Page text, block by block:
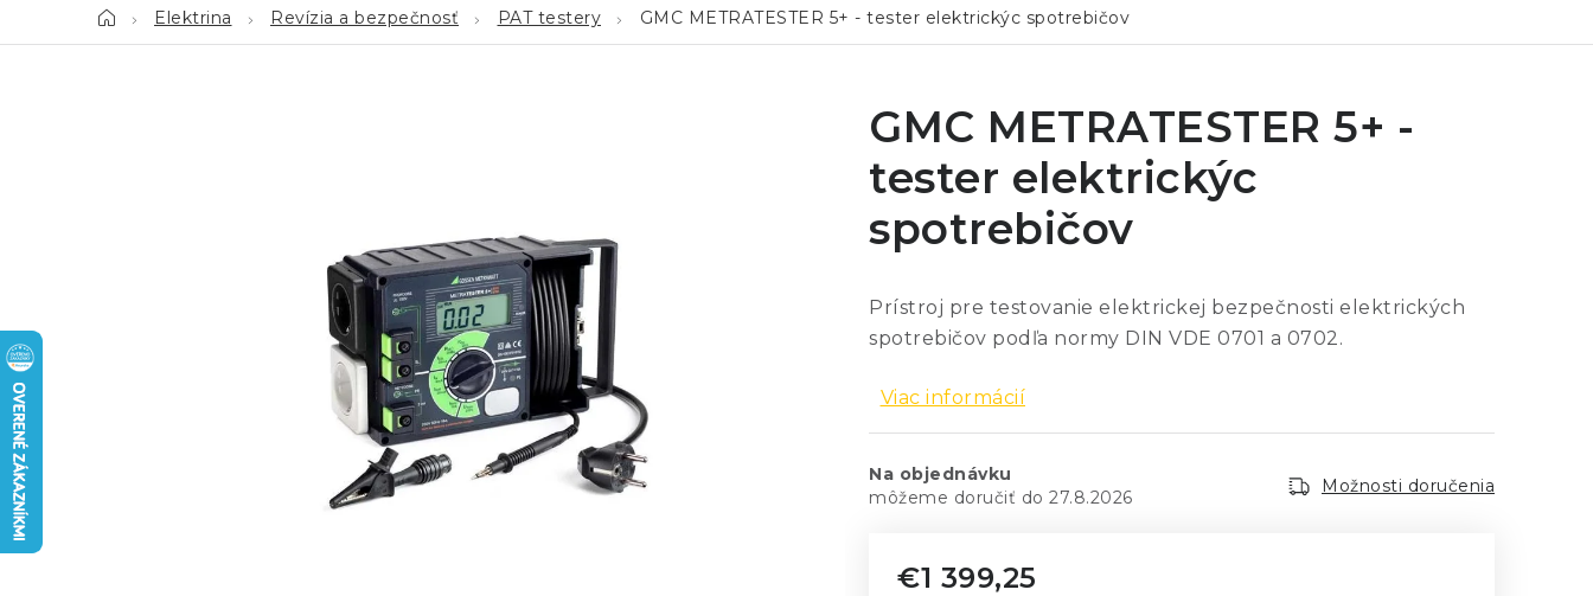
DomovElektrina Revízia a bezpečnosť PAT testery GMC METRATESTER 5+ - tester elektrickýc spotrebičov
GMC METRATESTER 5+ -
tester elektrickýc
spotrebičov
Prístroj pre testovanie elektrickej bezpečnosti elektrických
spotrebičov podľa normy DIN VDE 0701 a 0702.
Viac informácií
Na objednávku
27.8.2026
Možnosti doručenia
€1 399,25